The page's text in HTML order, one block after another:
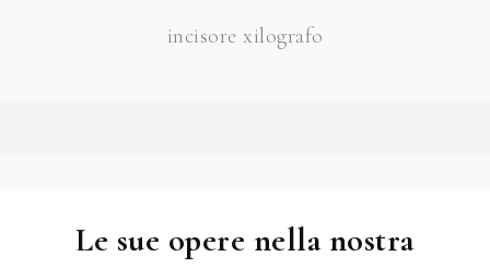
incisore xilografo
Le sue opere nella nostra